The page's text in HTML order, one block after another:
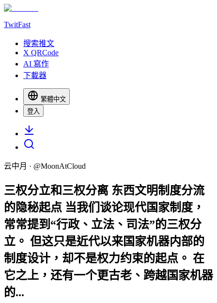
TwitFast
搜索推文
X QRCode
AI 寫作
下載器
繁體中文
登入
云中月 · @MoonAtCloud
三权分立和三权分离 东西文明制度分流
的隐秘起点 当我们谈论现代国家制度，
常常提到“行政、立法、司法”的三权分
立。 但这只是近代以来国家机器内部的
制度设计，却不是权力约束的起点。 在
它之上，还有一个更古老、跨越国家机器
的...